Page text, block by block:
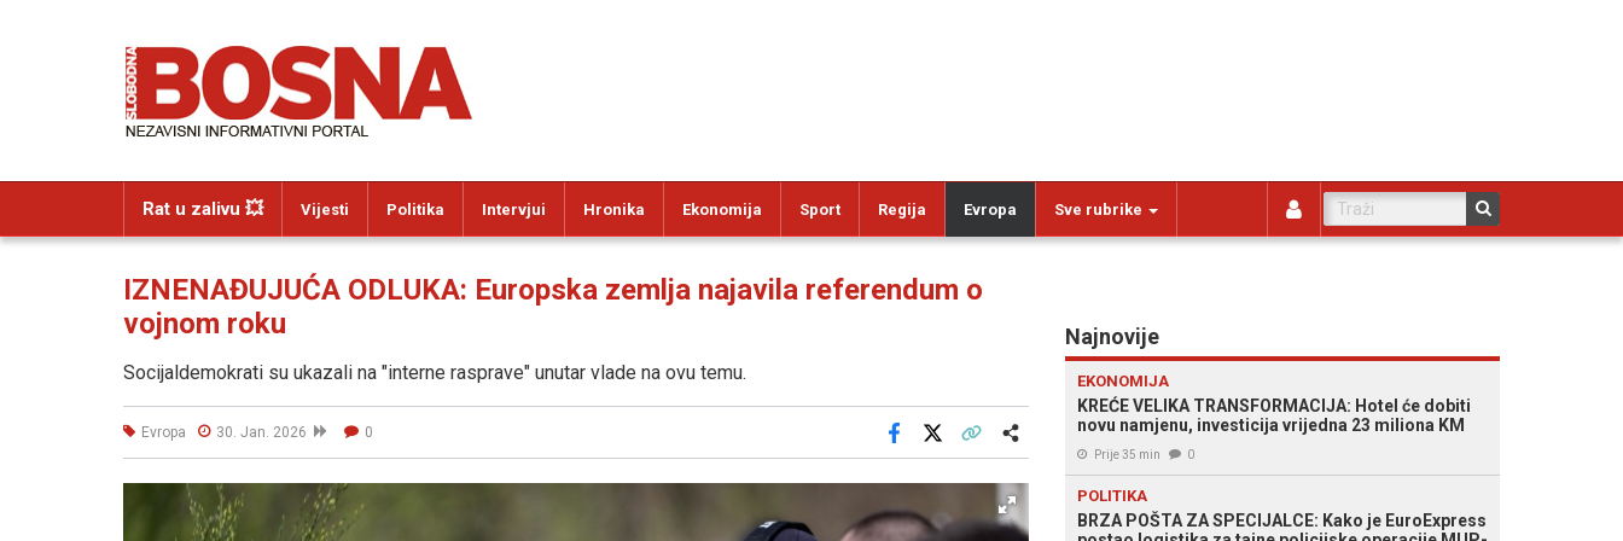
Rat u zalivu 💥 Vijesti Politika Intervjui Hronika Ekonomija Sport Regija Evropa Sve rubrike
IZNENAĐUJUĆA ODLUKA: Europska zemlja najavila referendum o
vojnom roku
Socijaldemokrati su ukazali na "interne rasprave" unutar vlade na ovu temu.
Evropa 30. Jan. 2026 0
Facebook
Najnovije
EKONOMIJA
KREĆE VELIKA TRANSFORMACIJA: Hotel će dobiti
novu namjenu, investicija vrijedna 23 miliona KM
Prije 35 min 0
POLITIKA
BRZA POŠTA ZA SPECIJALCE: Kako je EuroExpress